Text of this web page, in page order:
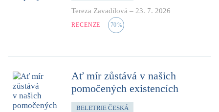
Tereza Zavadilová – 23. 7. 2026
RECENZE 70%
Ať mír zůstává v našich
pomočených existencích
BELETRIE ČESKÁ